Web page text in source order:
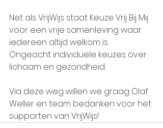
Net als VrijWijs staat Keuze Vrij Bij Mij
voor een vrije samenleving waar
iedereen altijd welkom is.
Ongeacht individuele keuzes over
lichaam en gezondheid.
Via deze weg willen we graag Olaf
Weller en team bedanken voor het
supporten van VrijWijs!